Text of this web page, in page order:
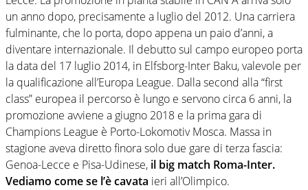
un anno dopo, precisamente a luglio del 2012. Una carriera
fulminante, che lo porta, dopo appena un paio d’anni, a
diventare internazionale. Il debutto sul campo europeo porta
la data del 17 luglio 2014, in Elfsborg-Inter Baku, valevole per
la qualificazione all’Europa League. Dalla second alla “first
class” europea il percorso è lungo e servono circa 6 anni, la
promozione avviene a giugno 2018 e la prima gara di
Champions League è Porto-Lokomotiv Mosca. Massa in
stagione aveva diretto finora solo due gare di terza fascia:
Genoa-Lecce e Pisa-Udinese, il big match Roma-Inter.
Vediamo come se l’è cavata ieri all’Olimpico.